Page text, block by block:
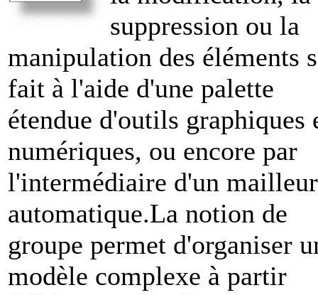
suppression ou la
manipulation des éléments
fait à l'aide d'une palette
étendue d'outils graphiques
numériques, ou encore par
l'intermédiaire d'un mailleur
automatique.La notion de
groupe permet d'organiser
modèle complexe à partir